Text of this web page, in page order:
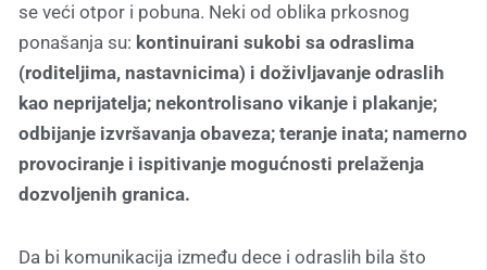
se veći otpor i pobuna. Neki od oblika prkosnog
ponašanja su: kontinuirani sukobi sa odraslima
(roditeljima, nastavnicima) i doživljavanje odraslih
kao neprijatelja; nekontrolisano vikanje i plakanje;
odbijanje izvršavanja obaveza; teranje inata; namerno
provociranje i ispitivanje mogućnosti prelaženja
dozvoljenih granica.
Da bi komunikacija između dece i odraslih bila što